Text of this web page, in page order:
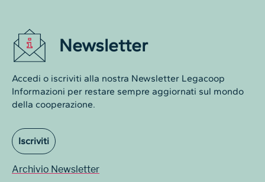
Newsletter
Accedi o iscriviti alla nostra Newsletter Legacoop
Informazioni per restare sempre aggiornati sul mondo
della cooperazione.
Iscriviti
Archivio Newsletter